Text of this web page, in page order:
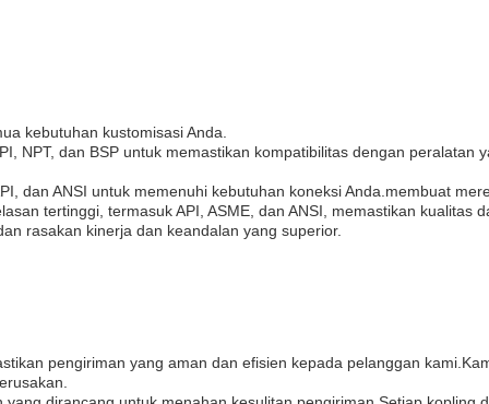
kebutuhan kustomisasi Anda.
NPT, dan BSP untuk memastikan kompatibilitas dengan
dan ANSI untuk memenuhi kebutuhan koneksi Anda.membuat
tertinggi, termasuk API, ASME, dan ANSI, memastikan kualitas
rasakan kinerja dan keandalan yang superior.
pengiriman yang aman dan efisien kepada pelanggan